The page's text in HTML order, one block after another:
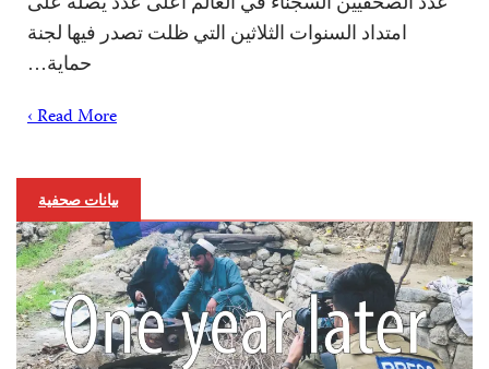
امتداد السنوات الثلاثين التي ظلت تصدر فيها لجنة
حماية…
Read More ›
بيانات صحفية